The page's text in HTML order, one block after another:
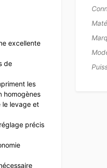
excellente
de
les
homogènes
le levage et
précis